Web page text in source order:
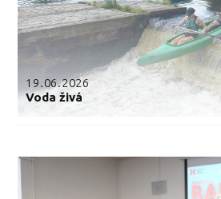
19.06.2026
Voda živá